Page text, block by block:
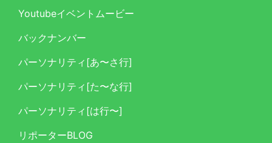
Youtubeイベントムービー
バックナンバー
パーソナリティ[あ〜さ行]
パーソナリティ[た〜な行]
パーソナリティ[は行〜]
リポーターBLOG